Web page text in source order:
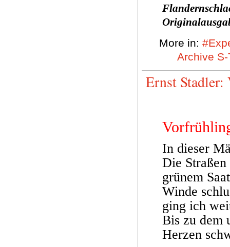
More in:
Archive S-
Ernst
In dieser
Die
grünem
Winde
ging ich
Bis zu dem
Herzen